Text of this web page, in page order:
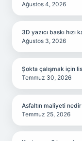
Ağustos 4, 2026
3D yazıcı baskı hızı
Ağustos 3, 2026
Şokta çalışmak için
Temmuz 30, 2026
Asfaltın maliyeti nedir
Temmuz 25, 2026